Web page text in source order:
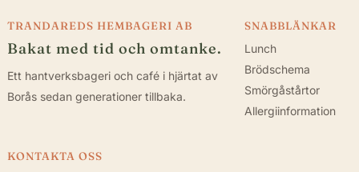
TRANDAREDS HEMBAGERI AB
Bakat med tid och omtanke.
Ett hantverksbageri och café i hjärtat av
Borås sedan generationer tillbaka.
SNABBLÄNKAR
Lunch
Brödschema
Smörgåstårtor
Allergiinformation
KONTAKTA OSS